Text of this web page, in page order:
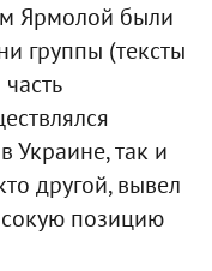
Ярмолой были
группы (тексты
Украине, так и
другой, вывел
позицию